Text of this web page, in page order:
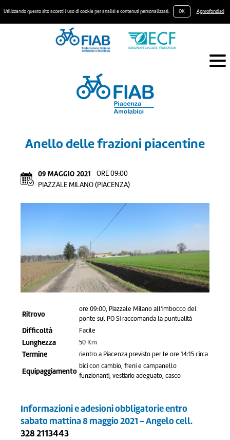
Utilizzando questo sito accetti l’uso di cookie per analisi e contenuti personalizzati. OK Approfondisci
Anello delle frazioni piacentine
09 MAGGIO 2021
ORE 09:00
PIAZZALE MILANO (PIACENZA)
Ritrovo
ore 09:00, Piazzale Milano all’imbocco del
ponte sul PO Si raccomanda la puntualità
Difficoltà Facile
Lunghezza 50 Km
Termine rientro a Piacenza previsto per le ore 14:15 circa
Equipaggiamento
bici con cambio, freni e campanello
funzionanti, vestiario adeguato, casco
Informazioni e adesioni obbligatorie entro
sabato mattina 8 maggio 2021 - Angelo cell.
328 2113443